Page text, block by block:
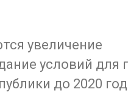
увеличение
условий для
до 2020